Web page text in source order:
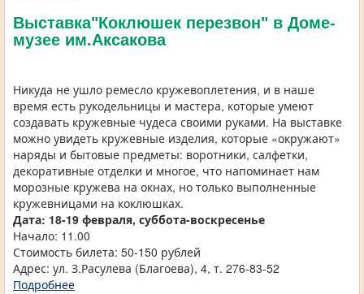
Выставка"Коклюшек перезвон" в Доме-
музее им.Аксакова
Никуда не ушло ремесло кружевоплетения, и в наше
время есть рукодельницы и мастера, которые умеют
создавать кружевные чудеса своими руками. На выставке
можно увидеть кружевные изделия, которые «окружают»
наряды и бытовые предметы: воротники, салфетки,
декоративные отделки и многое, что напоминает нам
морозные кружева на окнах, но только выполненные
кружевницами на коклюшках.
Дата: 18-19 февраля, суббота-воскресенье
Начало: 11.00
Стоимость билета: 50-150 рублей
Адрес: ул. З.Расулева (Благоева), 4, т. 276-83-52
Подробнее